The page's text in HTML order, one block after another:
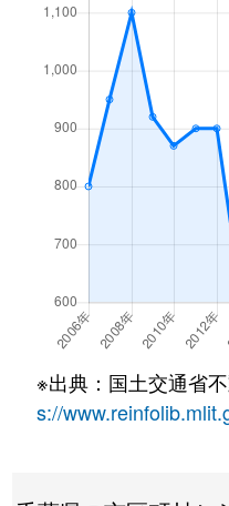
※出典：国土交通省
s://